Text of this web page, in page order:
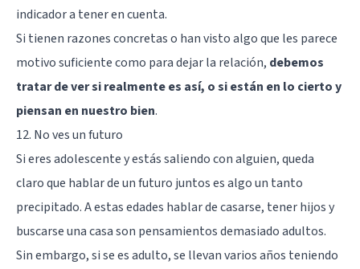
indicador a tener en cuenta.
Si tienen razones concretas o han visto algo que les parece
motivo suficiente como para dejar la relación, debemos
tratar de ver si realmente es así, o si están en lo cierto y
piensan en nuestro bien.
12. No ves un futuro
Si eres adolescente y estás saliendo con alguien, queda
claro que hablar de un futuro juntos es algo un tanto
precipitado. A estas edades hablar de casarse, tener hijos y
buscarse una casa son pensamientos demasiado adultos.
Sin embargo, si se es adulto, se llevan varios años teniendo